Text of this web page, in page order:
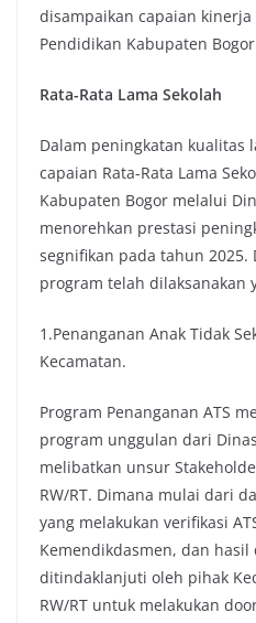
disampaikan capaian
Pendidikan Kabupaten
Rata-Rata Lama Sekolah
Dalam peningkatan kualitas
capaian Rata-Rata Lama
Kabupaten Bogor melalui
menorehkan prestasi
segnifikan pada tahun 2025.
program telah dilaksanakan
1.Penanganan Anak Tidak
Kecamatan.
Program Penanganan ATS
program unggulan dari
melibatkan unsur
RW/RT. Dimana mulai dari
yang melakukan verifikasi
Kemendikdasmen, dan
ditindaklanjuti oleh pihak
RW/RT untuk melakukan